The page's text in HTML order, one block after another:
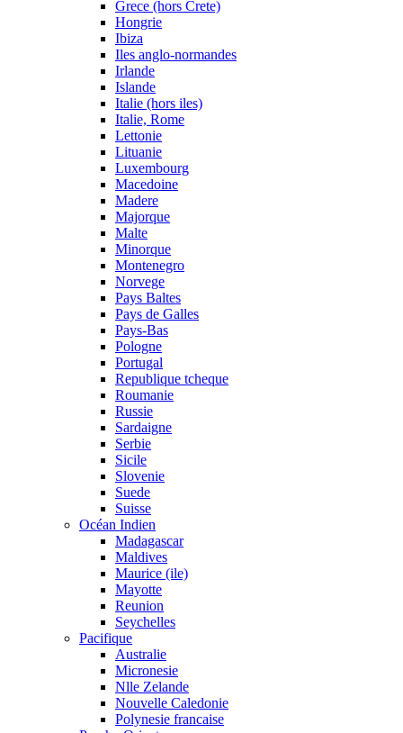
Grece (hors Crete)
Hongrie
Ibiza
Iles anglo-normandes
Irlande
Islande
Italie (hors iles)
Italie, Rome
Lettonie
Lituanie
Luxembourg
Macedoine
Madere
Majorque
Malte
Minorque
Montenegro
Norvege
Pays Baltes
Pays de Galles
Pays-Bas
Pologne
Portugal
Republique tcheque
Roumanie
Russie
Sardaigne
Serbie
Sicile
Slovenie
Suede
Suisse
Océan Indien
Madagascar
Maldives
Maurice (ile)
Mayotte
Reunion
Seychelles
Pacifique
Australie
Micronesie
Nlle Zelande
Nouvelle Caledonie
Polynesie francaise